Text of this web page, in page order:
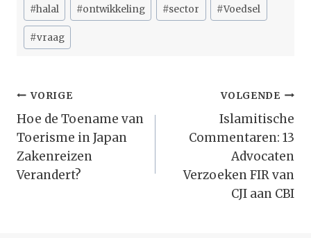
tags:
#halal #ontwikkeling #sector #Voedsel
#vraag
Bericht
Navigatie
VORIGE
Hoe de Toename van
Toerisme in Japan
Zakenreizen
Verandert?
VOLGENDE
Islamitische
Commentaren: 13
Advocaten
Verzoeken FIR van
CJI aan CBI